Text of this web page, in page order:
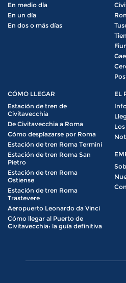
En medio día
En un día
En dos o más días
CÓMO LLEGAR
Estación de tren de
Civitavecchia
De Civitavecchia a Roma
Cómo desplazarse por Roma
Estación de tren Roma Termini
Estación de tren Roma San
Pietro
Estación de tren Roma
Ostiense
Estación de tren Roma
Trastevere
Aeropuerto Leonardo da Vinci
Cómo llegar al Puerto de
Civitavecchia: la guía definitiva
EL